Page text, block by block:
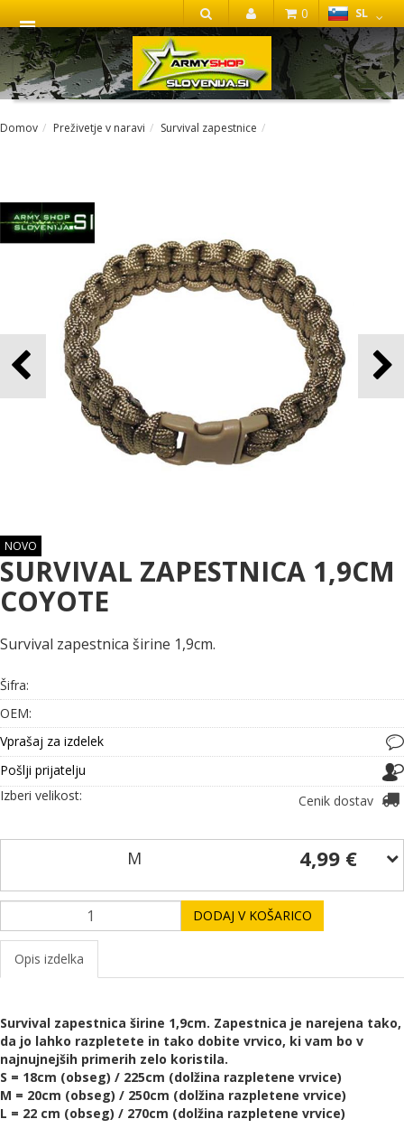
IŠČI
SL
0
Domov Preživetje v naravi Survival zapestnice
NOVO
SURVIVAL ZAPESTNICA 1,9CM
COYOTE
Survival zapestnica širine 1,9cm.
Šifra:
OEM:
Vprašaj za izdelek
Pošlji prijatelju
Cenik dostav
Izberi velikost:
M 4,99 €
DODAJ V KOŠARICO
Opis izdelka
Survival zapestnica širine 1,9cm. Zapestnica je narejena tako,
da jo lahko razpletete in tako dobite vrvico, ki vam bo v
najnujnejših primerih zelo koristila.
S = 18cm (obseg) / 225cm (dolžina razpletene vrvice)
M = 20cm (obseg) / 250cm (dolžina razpletene vrvice)
L = 22 cm (obseg) / 270cm (dolžina razpletene vrvice)